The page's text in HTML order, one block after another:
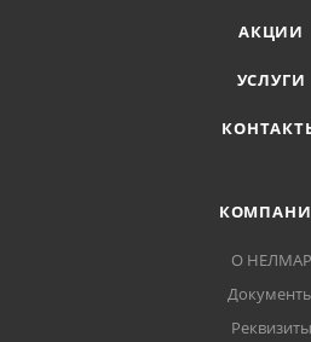
АКЦИИ
УСЛУГИ
О НЕЛМАР
Реквизиты